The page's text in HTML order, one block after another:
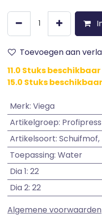
Toevoegen aan
11.0 Stuks beschikbaar
15.0 Stuks
Merk: Viega
Artikelgroep: Profipress
Artikelsoort: Schuifmof,
Toepassing: Water
Dia 1: 22
Dia 2: 22
Algemene voorwaarden